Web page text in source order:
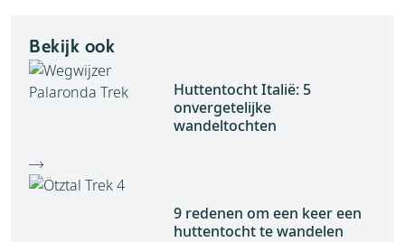
Bekijk ook
Huttentocht Italië: 5
onvergetelijke
wandeltochten
9 redenen om een keer een
huttentocht te wandelen